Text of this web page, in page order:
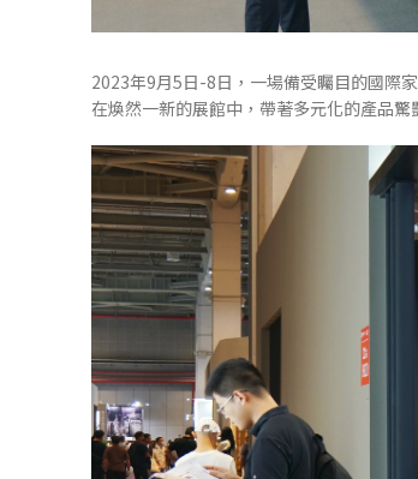
2023年9月5日-8日，一場備受矚目的國際
在煥然一新的展館中，帶著多元化的產品